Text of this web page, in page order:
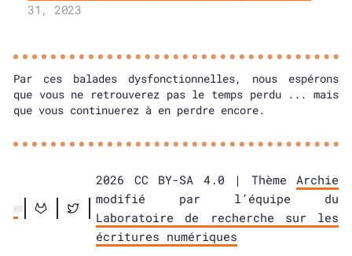
31, 2023
Par ces balades dysfonctionnelles, nous espérons
que vous ne retrouverez pas le temps perdu ... mais
que vous continuerez à en perdre encore.
2026 CC BY-SA 4.0 | Thème Archie
modifié par l’équipe du
Laboratoire de recherche sur les
écritures numériques